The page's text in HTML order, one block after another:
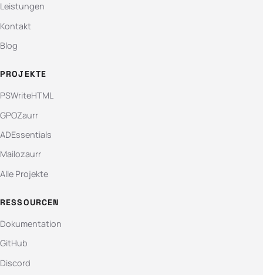
Leistungen
Kontakt
Blog
PROJEKTE
PSWriteHTML
GPOZaurr
ADEssentials
Mailozaurr
Alle Projekte
RESSOURCEN
Dokumentation
GitHub
Discord